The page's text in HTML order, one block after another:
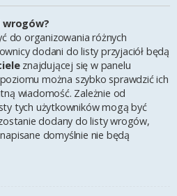
wrogów?
do organizowania różnych
dodani do listy przyjaciół będą
znajdującej się w panelu
można szybko sprawdzić ich
wiadomość. Zależnie od
tych użytkowników mogą być
dodany do listy wrogów,
domyślnie nie będą